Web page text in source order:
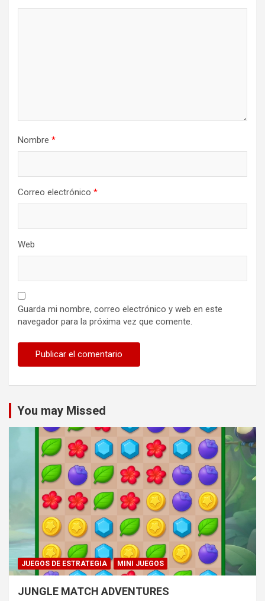
Nombre *
Correo electrónico *
Web
Guarda mi nombre, correo electrónico y web en este
navegador para la próxima vez que comente.
You may Missed
JUEGOS DE ESTRATEGIA MINI JUEGOS
JUNGLE MATCH ADVENTURES